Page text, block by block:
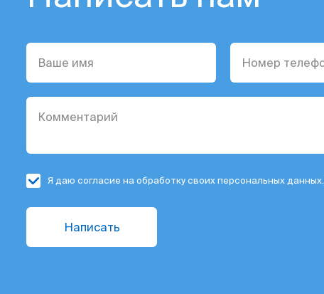
Я даю согласие на обработку своих персональных данных.
Написать